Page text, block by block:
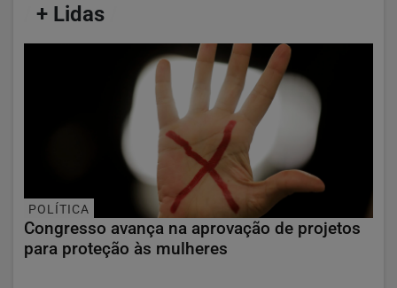
+ Lidas
POLÍTICA
Congresso avança na aprovação de projetos
para proteção às mulheres